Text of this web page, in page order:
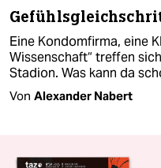
Eine Kondomfirma, eine
Wissenschaft“ treffen
Stadion. Was kann da
Von Alexander Nabert